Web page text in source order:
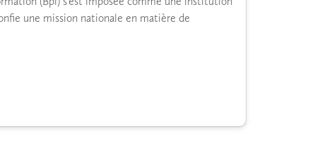
une mission nationale en matière de